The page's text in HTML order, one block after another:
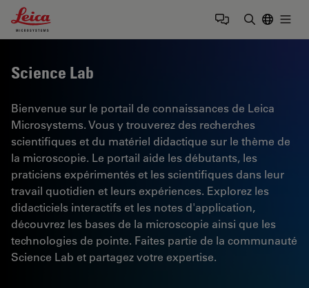
Leica Microsystems Logo
Science Lab
Bienvenue sur le portail de connaissances de Leica
Microsystems. Vous y trouverez des recherches
scientifiques et du matériel didactique sur le thème de
la microscopie. Le portail aide les débutants, les
praticiens expérimentés et les scientifiques dans leur
travail quotidien et leurs expériences. Explorez les
didacticiels interactifs et les notes d'application,
découvrez les bases de la microscopie ainsi que les
technologies de pointe. Faites partie de la communauté
Science Lab et partagez votre expertise.